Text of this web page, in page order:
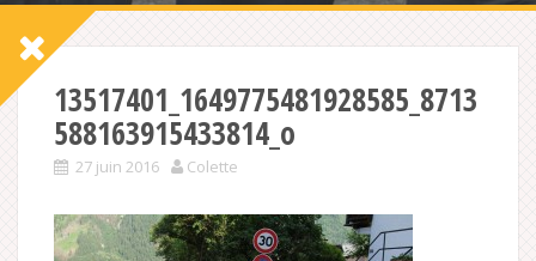
13517401_1649775481928585_8713
588163915433814_o
27 juin 2016 Colette